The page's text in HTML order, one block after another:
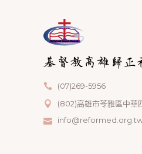
(07)269-5956
(802)高雄市苓雅區中華